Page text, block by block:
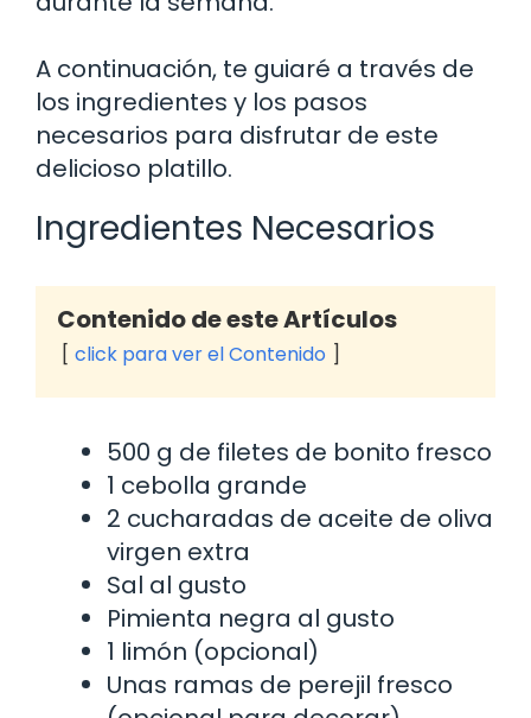
A continuación, te guiaré a través de
los ingredientes y los pasos
necesarios para disfrutar de este
delicioso platillo.
Ingredientes Necesarios
Contenido de este Artículos
click para ver el Contenido
500 g de filetes de bonito fresco
1 cebolla grande
2 cucharadas de aceite de oliva
virgen extra
Sal al gusto
Pimienta negra al gusto
1 limón (opcional)
Unas ramas de perejil fresco